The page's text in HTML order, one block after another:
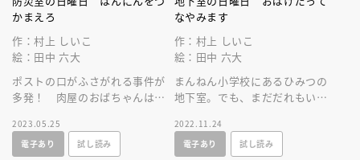
かまえろ
作：村上 しいこ
絵：田中 六大
ポストの口がふさがれる事件が
多発！ 肉屋のおばちゃんはダ
うけれど……。防災室のなかま
が調べます！
2023.05.25
電子あり
試し読み
なやみます
作：村上 しいこ
絵：田中 六大
まんねん小学校にあるひみつの
地下室。でも、まだだれもいっ
地下室の地下子さんに食べられ
ちゃうから！
2022.11.24
電子あり
試し読み